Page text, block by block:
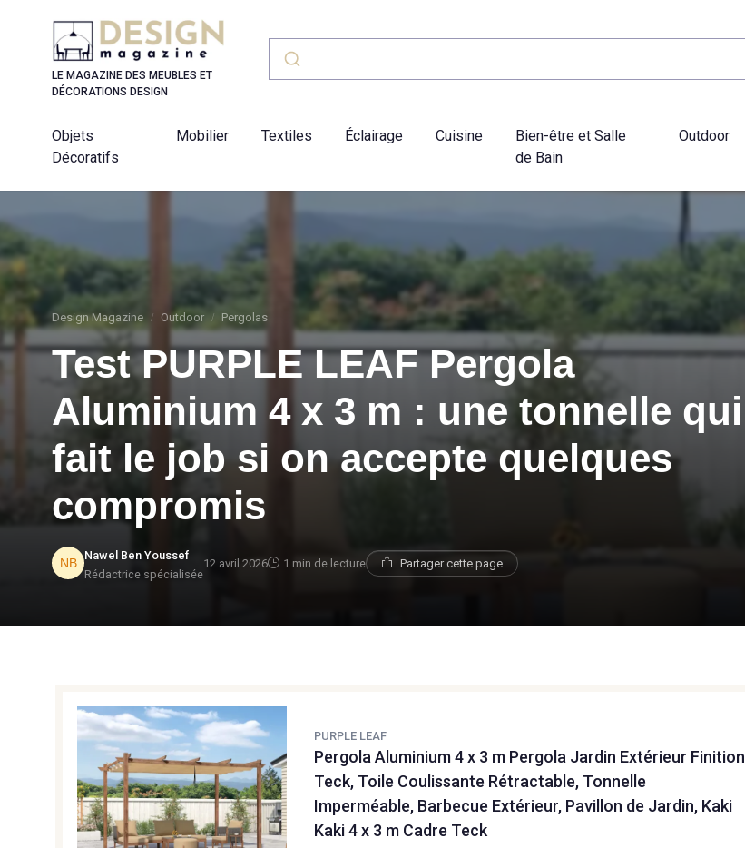
LE MAGAZINE DES MEUBLES ET
DÉCORATIONS DESIGN
Objets
Décoratifs
Mobilier Textiles Éclairage Cuisine
Bien-être et Salle
de Bain
Outdoor
Design Magazine Outdoor Pergolas
Test PURPLE LEAF Pergola
Aluminium 4 x 3 m : une tonnelle qui
fait le job si on accepte quelques
compromis
Nawel Ben Youssef
Rédactrice spécialisée
12 avril 2026 1 min de lecture Partager cette page
PURPLE LEAF
Pergola Aluminium 4 x 3 m Pergola Jardin Extérieur Finition
Teck, Toile Coulissante Rétractable, Tonnelle
Imperméable, Barbecue Extérieur, Pavillon de Jardin, Kaki
Kaki 4 x 3 m Cadre Teck